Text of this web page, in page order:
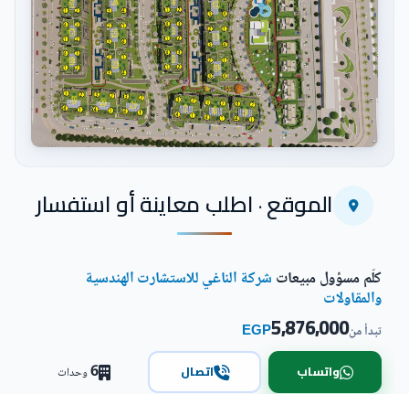
اضغط للتكبيرالموقع · اطلب معاينة أو استفسار
كلّم مسؤول مبيعات شركة الناغي للاستشارت الهندسية
والمقاولات
تبدأ من5,876,000
EGP
واتساب اتصال 6وحدات